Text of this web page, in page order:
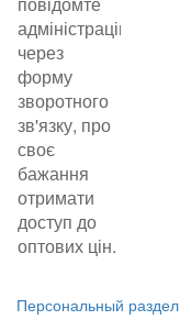
адміністрацію
через
форму
зворотного
зв'язку, про
своє
бажання
отримати
доступ до
оптових цін.
Персональный раздел